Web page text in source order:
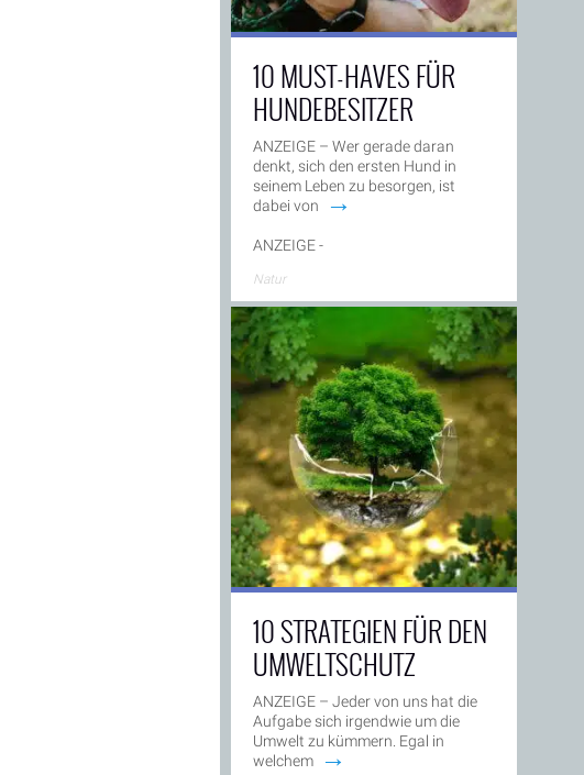
10 MUST-HAVES FÜR
HUNDEBESITZER
ANZEIGE – Wer gerade daran
denkt, sich den ersten Hund in
seinem Leben zu besorgen, ist
dabei von
→
ANZEIGE -
Natur
10 STRATEGIEN FÜR DEN
UMWELTSCHUTZ
ANZEIGE – Jeder von uns hat die
Aufgabe sich irgendwie um die
Umwelt zu kümmern. Egal in
welchem
→